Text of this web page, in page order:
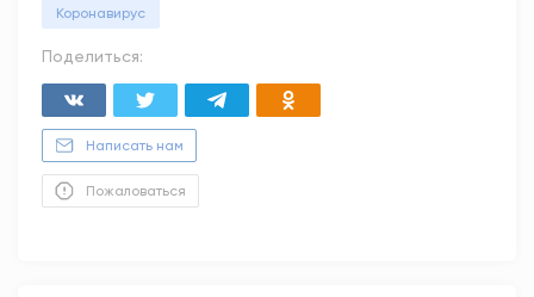
Коронавирус
Поделиться:
Написать нам
Пожаловаться